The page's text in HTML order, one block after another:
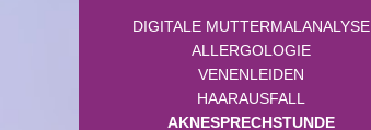
DIGITALE MUTTERMALANALYSE
ALLERGOLOGIE
VENENLEIDEN
HAARAUSFALL
AKNESPRECHSTUNDE